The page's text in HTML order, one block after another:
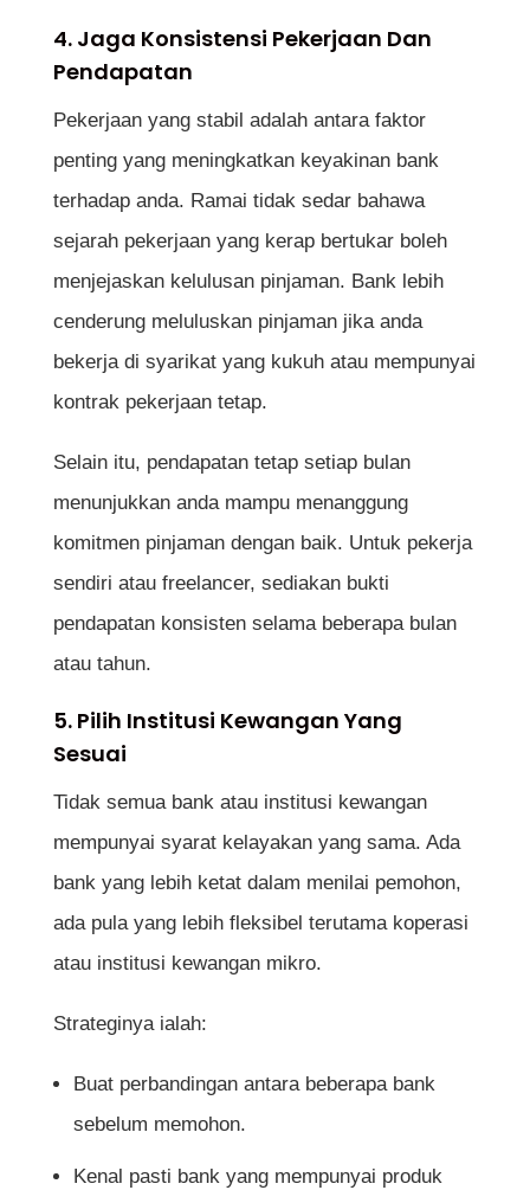
4. Jaga Konsistensi Pekerjaan Dan
Pendapatan
Pekerjaan yang stabil adalah antara faktor
penting yang meningkatkan keyakinan bank
terhadap anda. Ramai tidak sedar bahawa
sejarah pekerjaan yang kerap bertukar boleh
menjejaskan kelulusan pinjaman. Bank lebih
cenderung meluluskan pinjaman jika anda
bekerja di syarikat yang kukuh atau mempunyai
kontrak pekerjaan tetap.
Selain itu, pendapatan tetap setiap bulan
menunjukkan anda mampu menanggung
komitmen pinjaman dengan baik. Untuk pekerja
sendiri atau freelancer, sediakan bukti
pendapatan konsisten selama beberapa bulan
atau tahun.
5. Pilih Institusi Kewangan Yang
Sesuai
Tidak semua bank atau institusi kewangan
mempunyai syarat kelayakan yang sama. Ada
bank yang lebih ketat dalam menilai pemohon,
ada pula yang lebih fleksibel terutama koperasi
atau institusi kewangan mikro.
Strateginya ialah:
Buat perbandingan antara beberapa bank
sebelum memohon.
Kenal pasti bank yang mempunyai produk